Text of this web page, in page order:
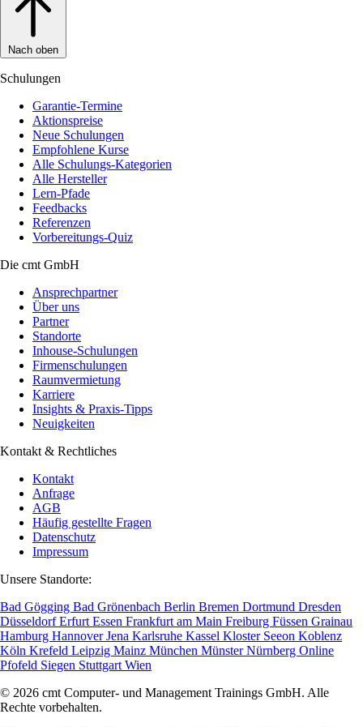
Nach oben
Schulungen
Garantie-Termine
Aktionspreise
Neue Schulungen
Empfohlene Kurse
Alle Schulungs-Kategorien
Alle Hersteller
Lern-Pfade
Feedbacks
Referenzen
Vorbereitungs-Quiz
Die cmt GmbH
Ansprechpartner
Über uns
Partner
Standorte
Inhouse-Schulungen
Firmenschulungen
Raumvermietung
Karriere
Insights & Praxis-Tipps
Neuigkeiten
Kontakt & Rechtliches
Kontakt
Anfrage
AGB
Häufig gestellte Fragen
Datenschutz
Impressum
Unsere Standorte:
Bad Gögging Bad Grönenbach Berlin Bremen Dortmund Dresden
DüsseldorfErfurt Essen Frankfurt am Main Freiburg Füssen Grainau
Hamburg HannoverJena Karlsruhe Kassel Kloster Seeon Koblenz
Köln Krefeld Leipzig Mainz München MünsterNürnberg Online
Pfofeld Siegen Stuttgart Wien
© 2026 cmt Computer- und Management Trainings GmbH. Alle
Rechte vorbehalten.